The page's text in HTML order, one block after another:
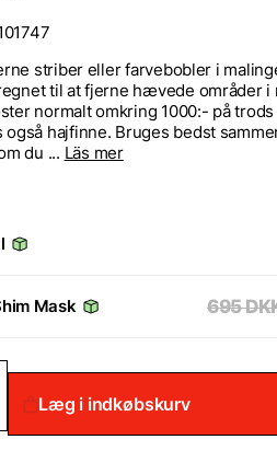
striber eller farvebobler i
til at fjerne hævede områder i
normalt omkring 1000:- på trods
hajfinne. Bruges bedst
du ... Läs mer
Mask 695
Læg i indkøbskurv